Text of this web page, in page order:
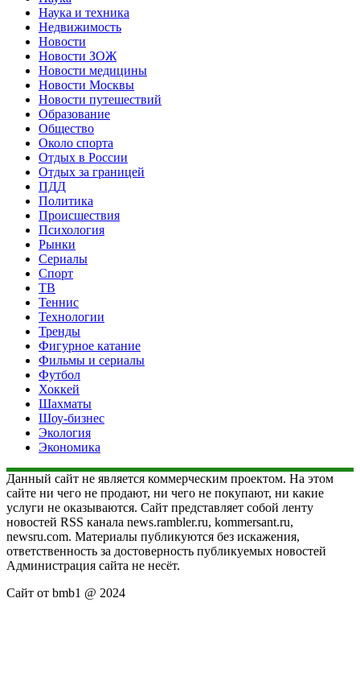
Наука и техника
Недвижимость
Новости
Новости ЗОЖ
Новости медицины
Новости Москвы
Новости путешествий
Образование
Общество
Около спорта
Отдых в России
Отдых за границей
ПДД
Политика
Происшествия
Психология
Рынки
Сериалы
Спорт
ТВ
Теннис
Технологии
Тренды
Фигурное катание
Фильмы и сериалы
Футбол
Хоккей
Шахматы
Шоу-бизнес
Экология
Экономика
Данный сайт не является коммерческим проектом. На этом
сайте ни чего не продают, ни чего не покупают, ни какие
услуги не оказываются. Сайт представляет собой ленту
новостей RSS канала news.rambler.ru, kommersant.ru,
newsru.com. Материалы публикуются без искажения,
ответственность за достоверность публикуемых новостей
Администрация сайта не несёт.
Сайт от bmb1 @ 2024